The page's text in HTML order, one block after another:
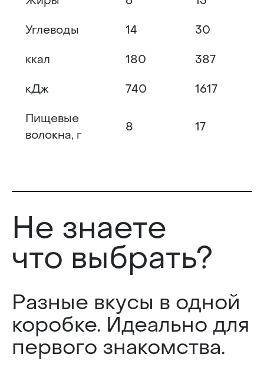
Углеводы
14
30
ккал
180
387
кДж
740
1617
Пищевые
волокна, г
8 17
Не знаете
что выбрать?
Разные вкусы в одной
коробке. Идеально для
первого знакомства.